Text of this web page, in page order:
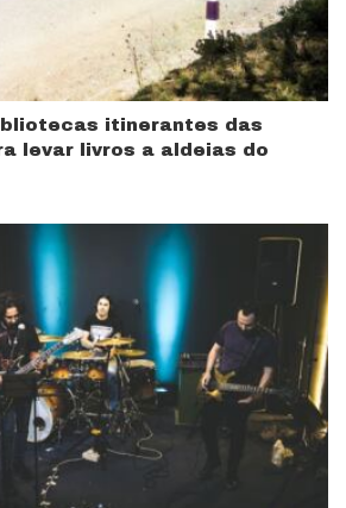
itinerantes das
levar livros a aldeias do